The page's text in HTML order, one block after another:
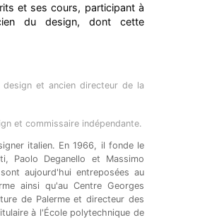
et ses cours, participant à
du design, dont cette
et ancien directeur de la
et commissaire indépendante.
italien. En 1966, il fonde le
Paolo Deganello et Massimo
aujourd'hui entreposées au
ainsi qu'au Centre Georges
de Palerme et directeur des
à l'École polytechnique de